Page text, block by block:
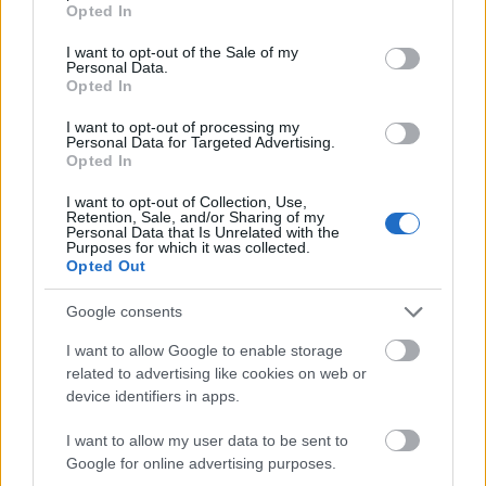
use your data for below specified purposes in below Google
consent section.
Opted In
I want to opt-out of the Sale of my
Personal Data.
Opted In
I want to opt-out of processing my
Personal Data for Targeted Advertising.
Opted In
I want to opt-out of Collection, Use,
Retention, Sale, and/or Sharing of my
Personal Data that Is Unrelated with the
Purposes for which it was collected.
Opted Out
Google consents
I want to allow Google to enable storage
related to advertising like cookies on web or
device identifiers in apps.
I want to allow my user data to be sent to
Google for online advertising purposes.
csúcstechnológiát, de nem tudják, hogyan védjék
meg, hogyan testre szabják vagy hogyan használják
hatékonyan. Valahogy hozzászoktunk ahhoz, hogy a
meg, nem pedig a funkciói miatt.
Amikor a teljesítmény számít –
de csak akkor, ha tudod
használni
Az Apple modern telefonmodelljei kiváló példák
ebben a témában. Az
valószínűleg jelenleg a legfejlettebb okostelefon a
piacon – egy technológiai, teljesítménybeli és
biztonsági erőmű. De vajon hány felhasználó ismeri
funkcióit, vagy azintegrációs lehetőségeketmás
eszközökkel?